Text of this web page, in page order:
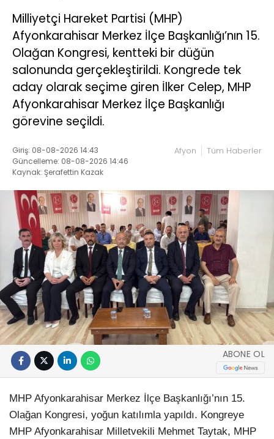
Milliyetçi Hareket Partisi (MHP)
Afyonkarahisar Merkez İlçe Başkanlığı’nın 15.
Olağan Kongresi, kentteki bir düğün
salonunda gerçekleştirildi. Kongrede tek
aday olarak seçime giren İlker Celep, MHP
Afyonkarahisar Merkez İlçe Başkanlığı
görevine seçildi.
Giriş: 08-08-2026 14:43
Güncelleme: 08-08-2026 14:46
Kaynak: Şerafettin Kazak
Afyon Tüm Haberler
ABONE OL
MHP Afyonkarahisar Merkez İlçe Başkanlığı’nın 15.
Olağan Kongresi, yoğun katılımla yapıldı. Kongreye
MHP Afyonkarahisar Milletvekili Mehmet Taytak, MHP